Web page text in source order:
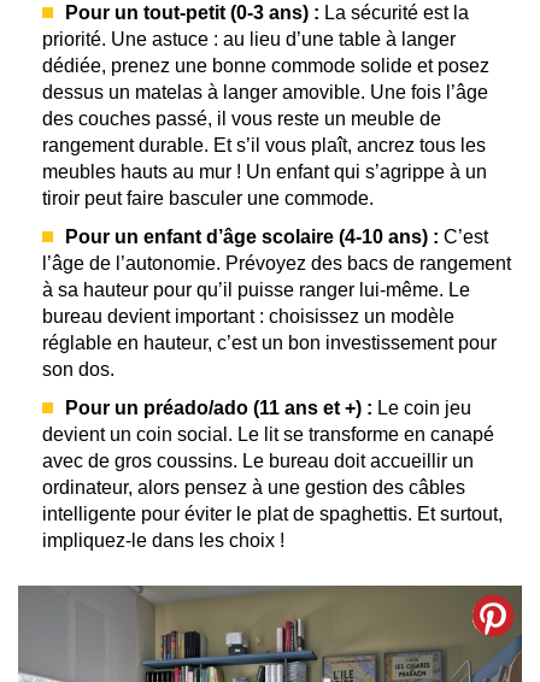
Pour un tout-petit (0-3 ans) : La sécurité est la
priorité. Une astuce : au lieu d’une table à langer
dédiée, prenez une bonne commode solide et posez
dessus un matelas à langer amovible. Une fois l’âge
des couches passé, il vous reste un meuble de
rangement durable. Et s’il vous plaît, ancrez tous les
meubles hauts au mur ! Un enfant qui s’agrippe à un
tiroir peut faire basculer une commode.
Pour un enfant d’âge scolaire (4-10 ans) : C’est
l’âge de l’autonomie. Prévoyez des bacs de rangement
à sa hauteur pour qu’il puisse ranger lui-même. Le
bureau devient important : choisissez un modèle
réglable en hauteur, c’est un bon investissement pour
son dos.
Pour un préado/ado (11 ans et +) : Le coin jeu
devient un coin social. Le lit se transforme en canapé
avec de gros coussins. Le bureau doit accueillir un
ordinateur, alors pensez à une gestion des câbles
intelligente pour éviter le plat de spaghettis. Et surtout,
impliquez-le dans les choix !